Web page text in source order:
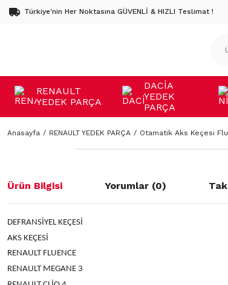
Türkiye'nin Her Noktasına GÜVENLİ & HIZLI Teslimat !
RENAULT
YEDEK PARÇA
DACİA
YEDEK
PARÇA
Anasayfa RENAULT YEDEK PARÇA Otamatik Aks Keçesi
Ürün Bilgisi Yorumlar (0)
DEFRANSİYEL KEÇESİ
AKS KEÇESİ
RENAULT FLUENCE
RENAULT MEGANE 3